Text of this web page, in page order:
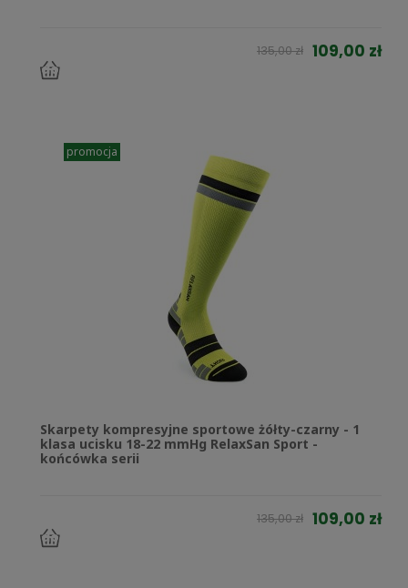
109,00 zł
135,00 zł
do
koszyka
Skarpety kompresyjne sportowe żółty-czarny - 1
klasa ucisku 18-22 mmHg RelaxSan Sport -
końcówka serii
109,00 zł
135,00 zł
do
promocja